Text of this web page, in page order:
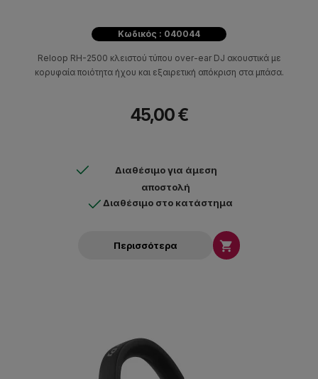
Κωδικός : 040044
Reloop RH-2500 κλειστού τύπου over-ear DJ ακουστικά με
κορυφαία ποιότητα ήχου και εξαιρετική απόκριση στα μπάσα.
45,00 €
Διαθέσιμο για άμεση
αποστολή
Διαθέσιμο στο κατάστημα
Περισσότερα 